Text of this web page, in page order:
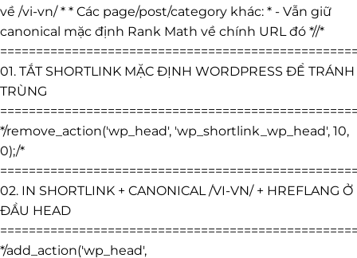
về /vi-vn/ * * Các page/post/category khác: * - Vẫn giữ
canonical mặc định Rank Math về chính URL đó *//*
01. TẮT SHORTLINK MẶC ĐỊNH WORDPRESS ĐỂ TRÁNH
TRÙNG
*/remove_action('wp_head', 'wp_shortlink_wp_head', 10,
0);/*
02. IN SHORTLINK + CANONICAL /VI-VN/ + HREFLANG Ở
ĐẦU HEAD
*/add_action('wp_head',